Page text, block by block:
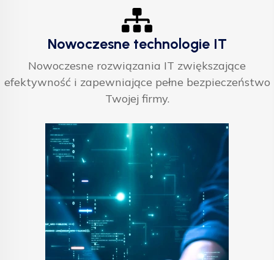
Nowoczesne technologie IT
Nowoczesne rozwiązania IT zwiększające
efektywność i zapewniające pełne bezpieczeństwo
Twojej firmy.